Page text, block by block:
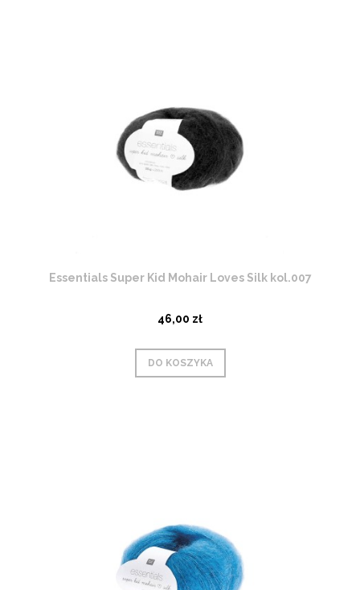
Essentials Super Kid Mohair Loves Silk kol.007
46,00 zł
DO KOSZYKA